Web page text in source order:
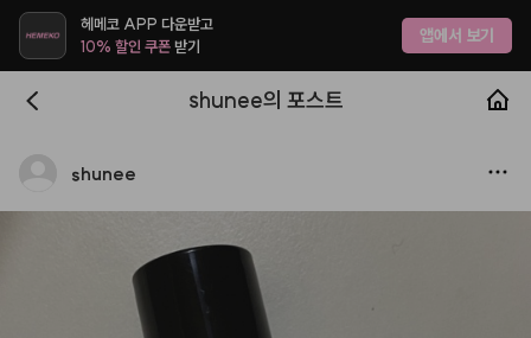
헤메코 APP 다운받고
10% 할인 쿠폰받기 앱에서 보기
shunee의 포스트
shunee